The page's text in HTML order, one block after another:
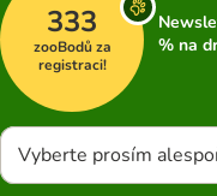
333
zooBodů za
registraci!
% na
Vyberte prosím